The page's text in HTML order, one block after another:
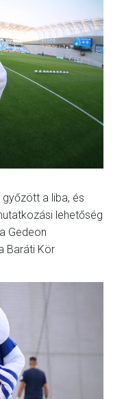
a liba, és
lehetőség
Gedeon
Baráti Kör